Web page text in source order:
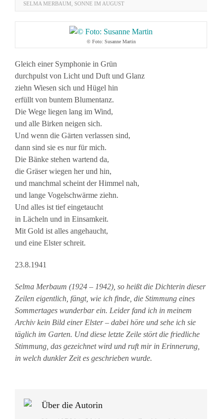
SELMA MERBAUM SONNE IM AUGUST
© Foto: Susanne Martin
Gleich einer Symphonie in Grün
durchpulst von Licht und Duft und Glanz
ziehn Wiesen sich und Hügel hin
erfüllt von buntem Blumentanz.
Die Wege liegen lang im Wind,
und alle Birken neigen sich.
Und wenn die Gärten verlassen sind,
dann sind sie es nur für mich.
Die Bänke stehen wartend da,
die Gräser wiegen her und hin,
und manchmal scheint der Himmel nah,
und lange Vogelschwärme ziehn.
Und alles ist tief eingetaucht
in Lächeln und in Einsamkeit.
Mit Gold ist alles angehaucht,
und eine Elster schreit.
23.8.1941
Selma Merbaum (1924 – 1942), so heißt die Dichterin dieser
Zeilen eigentlich, fängt, wie ich finde, die Stimmung eines
Sommertages wunderbar ein. Leider fand ich in meinem
Archiv kein Bild einer Elster – dabei höre und sehe ich sie
täglich im Garten. Und diese letzte Zeile stört die friedliche
Stimmung, das gezeichnet wird und ruft mir in Erinnerung,
in welch dunkler Zeit es geschrieben wurde.
Über die Autorin